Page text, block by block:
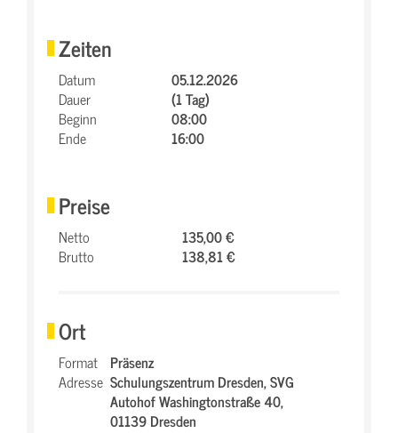
Zeiten
Datum
05.12.2026
Dauer
(1 Tag)
Beginn
08:00
Ende
16:00
Preise
Netto
135,00 €
Brutto
138,81 €
Ort
Format Präsenz
Adresse Schulungszentrum Dresden,SVG
Autohof Washingtonstraße 40,
01139 Dresden